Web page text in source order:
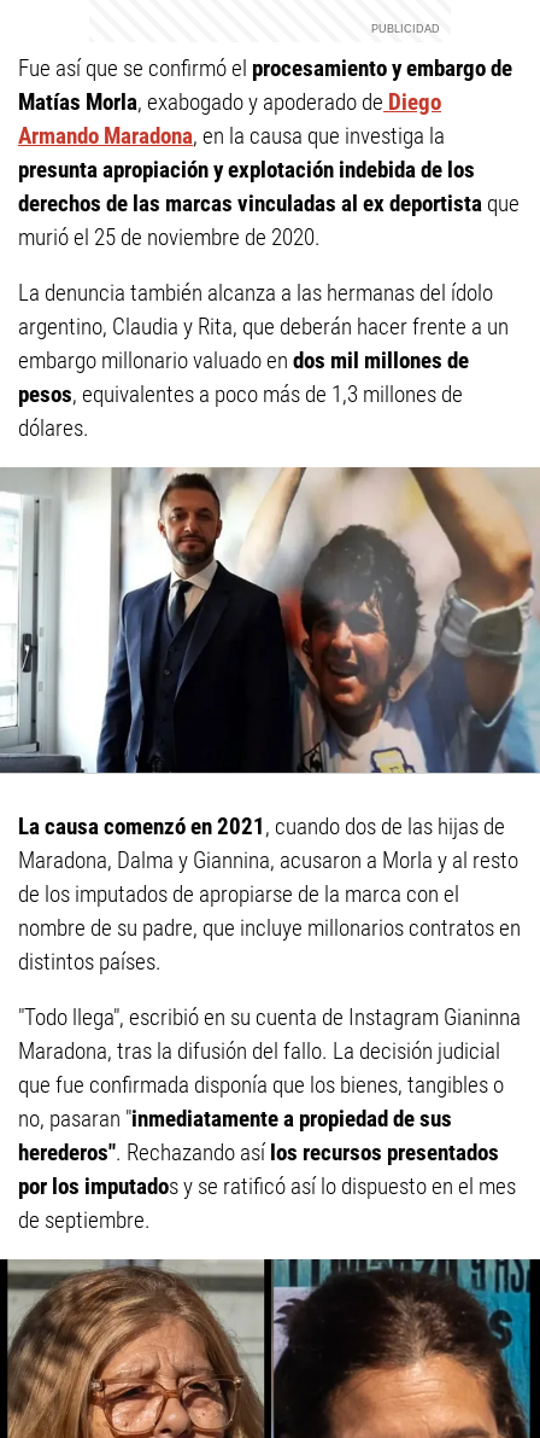
Fue así que se confirmó el procesamiento y embargo de
Matías Morla, exabogado y apoderado de Diego
Armando Maradona, en la causa que investiga la
presunta apropiación y explotación indebida de los
derechos de las marcas vinculadas al ex deportista que
murió el 25 de noviembre de 2020.
La denuncia también alcanza a las hermanas del ídolo
argentino, Claudia y Rita, que deberán hacer frente a un
embargo millonario valuado en dos mil millones de
pesos, equivalentes a poco más de 1,3 millones de
dólares.
La causa comenzó en 2021, cuando dos de las hijas de
Maradona, Dalma y Giannina, acusaron a Morla y al resto
de los imputados de apropiarse de la marca con el
nombre de su padre, que incluye millonarios contratos en
distintos países.
"Todo llega", escribió en su cuenta de Instagram Gianinna
Maradona, tras la difusión del fallo. La decisión judicial
que fue confirmada disponía que los bienes, tangibles o
no, pasaran "inmediatamente a propiedad de sus
herederos". Rechazando asílos recursos presentados
por los imputados y se ratificó así lo dispuesto en el mes
de septiembre.